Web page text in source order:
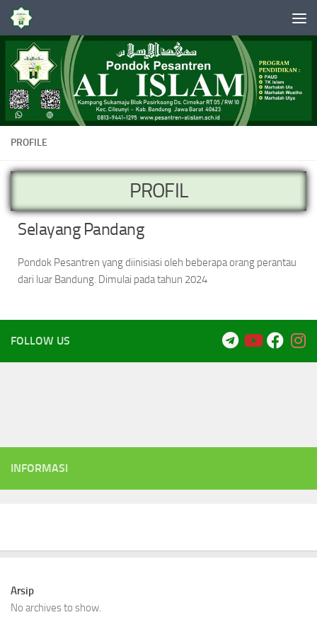
Skip to content
PROFILE
PROFIL
Selayang Pandang
Pondok Pesantren yang diinisiasi oleh beberapa orang perantau
dari luar Bandung. Dimulai pada tahun 2024
FOLLOW US
INFORMASI
Arsip
No archives to show.